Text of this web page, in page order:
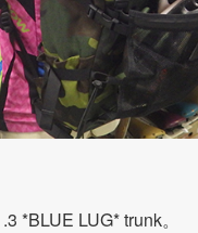
*BLUE LUG* trunk。